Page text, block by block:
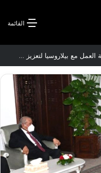
القائمة
سعيود يشدد على إلزامية استكمال جميع عمليات تعويض متضرري حرائق الغابات قبل نهاية شهر أوت